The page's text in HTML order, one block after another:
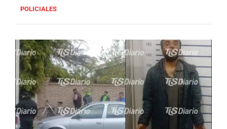
POLICIALES